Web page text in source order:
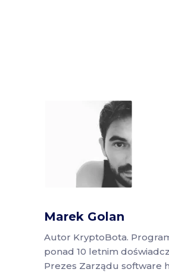
Marek Golan
Autor KryptoBota.
ponad 10 letnim
Prezes Zarządu software